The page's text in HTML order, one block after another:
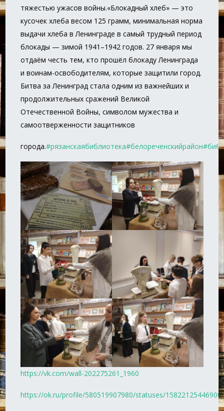
тяжестью ужасов войны.«Блокадный хлеб» — это
кусочек хлеба весом 125 грамм, минимальная норма
выдачи хлеба в Ленинграде в самый трудный период
блокады — зимой 1941–1942 годов. 27 января мы
отдаём честь тем, кто прошёл блокаду Ленинграда
и воинам-освободителям, которые защитили город.
Битва за Ленинград стала одним из важнейших и
продолжительных сражений Великой
Отечественной Войны, символом мужества и
самоотверженности защитников
города.#рязанскаябиблиотека#белореченскийрайон
https://vk.com/wall-202275261_1960
https://ok.ru/profile/580519907980/statuses/